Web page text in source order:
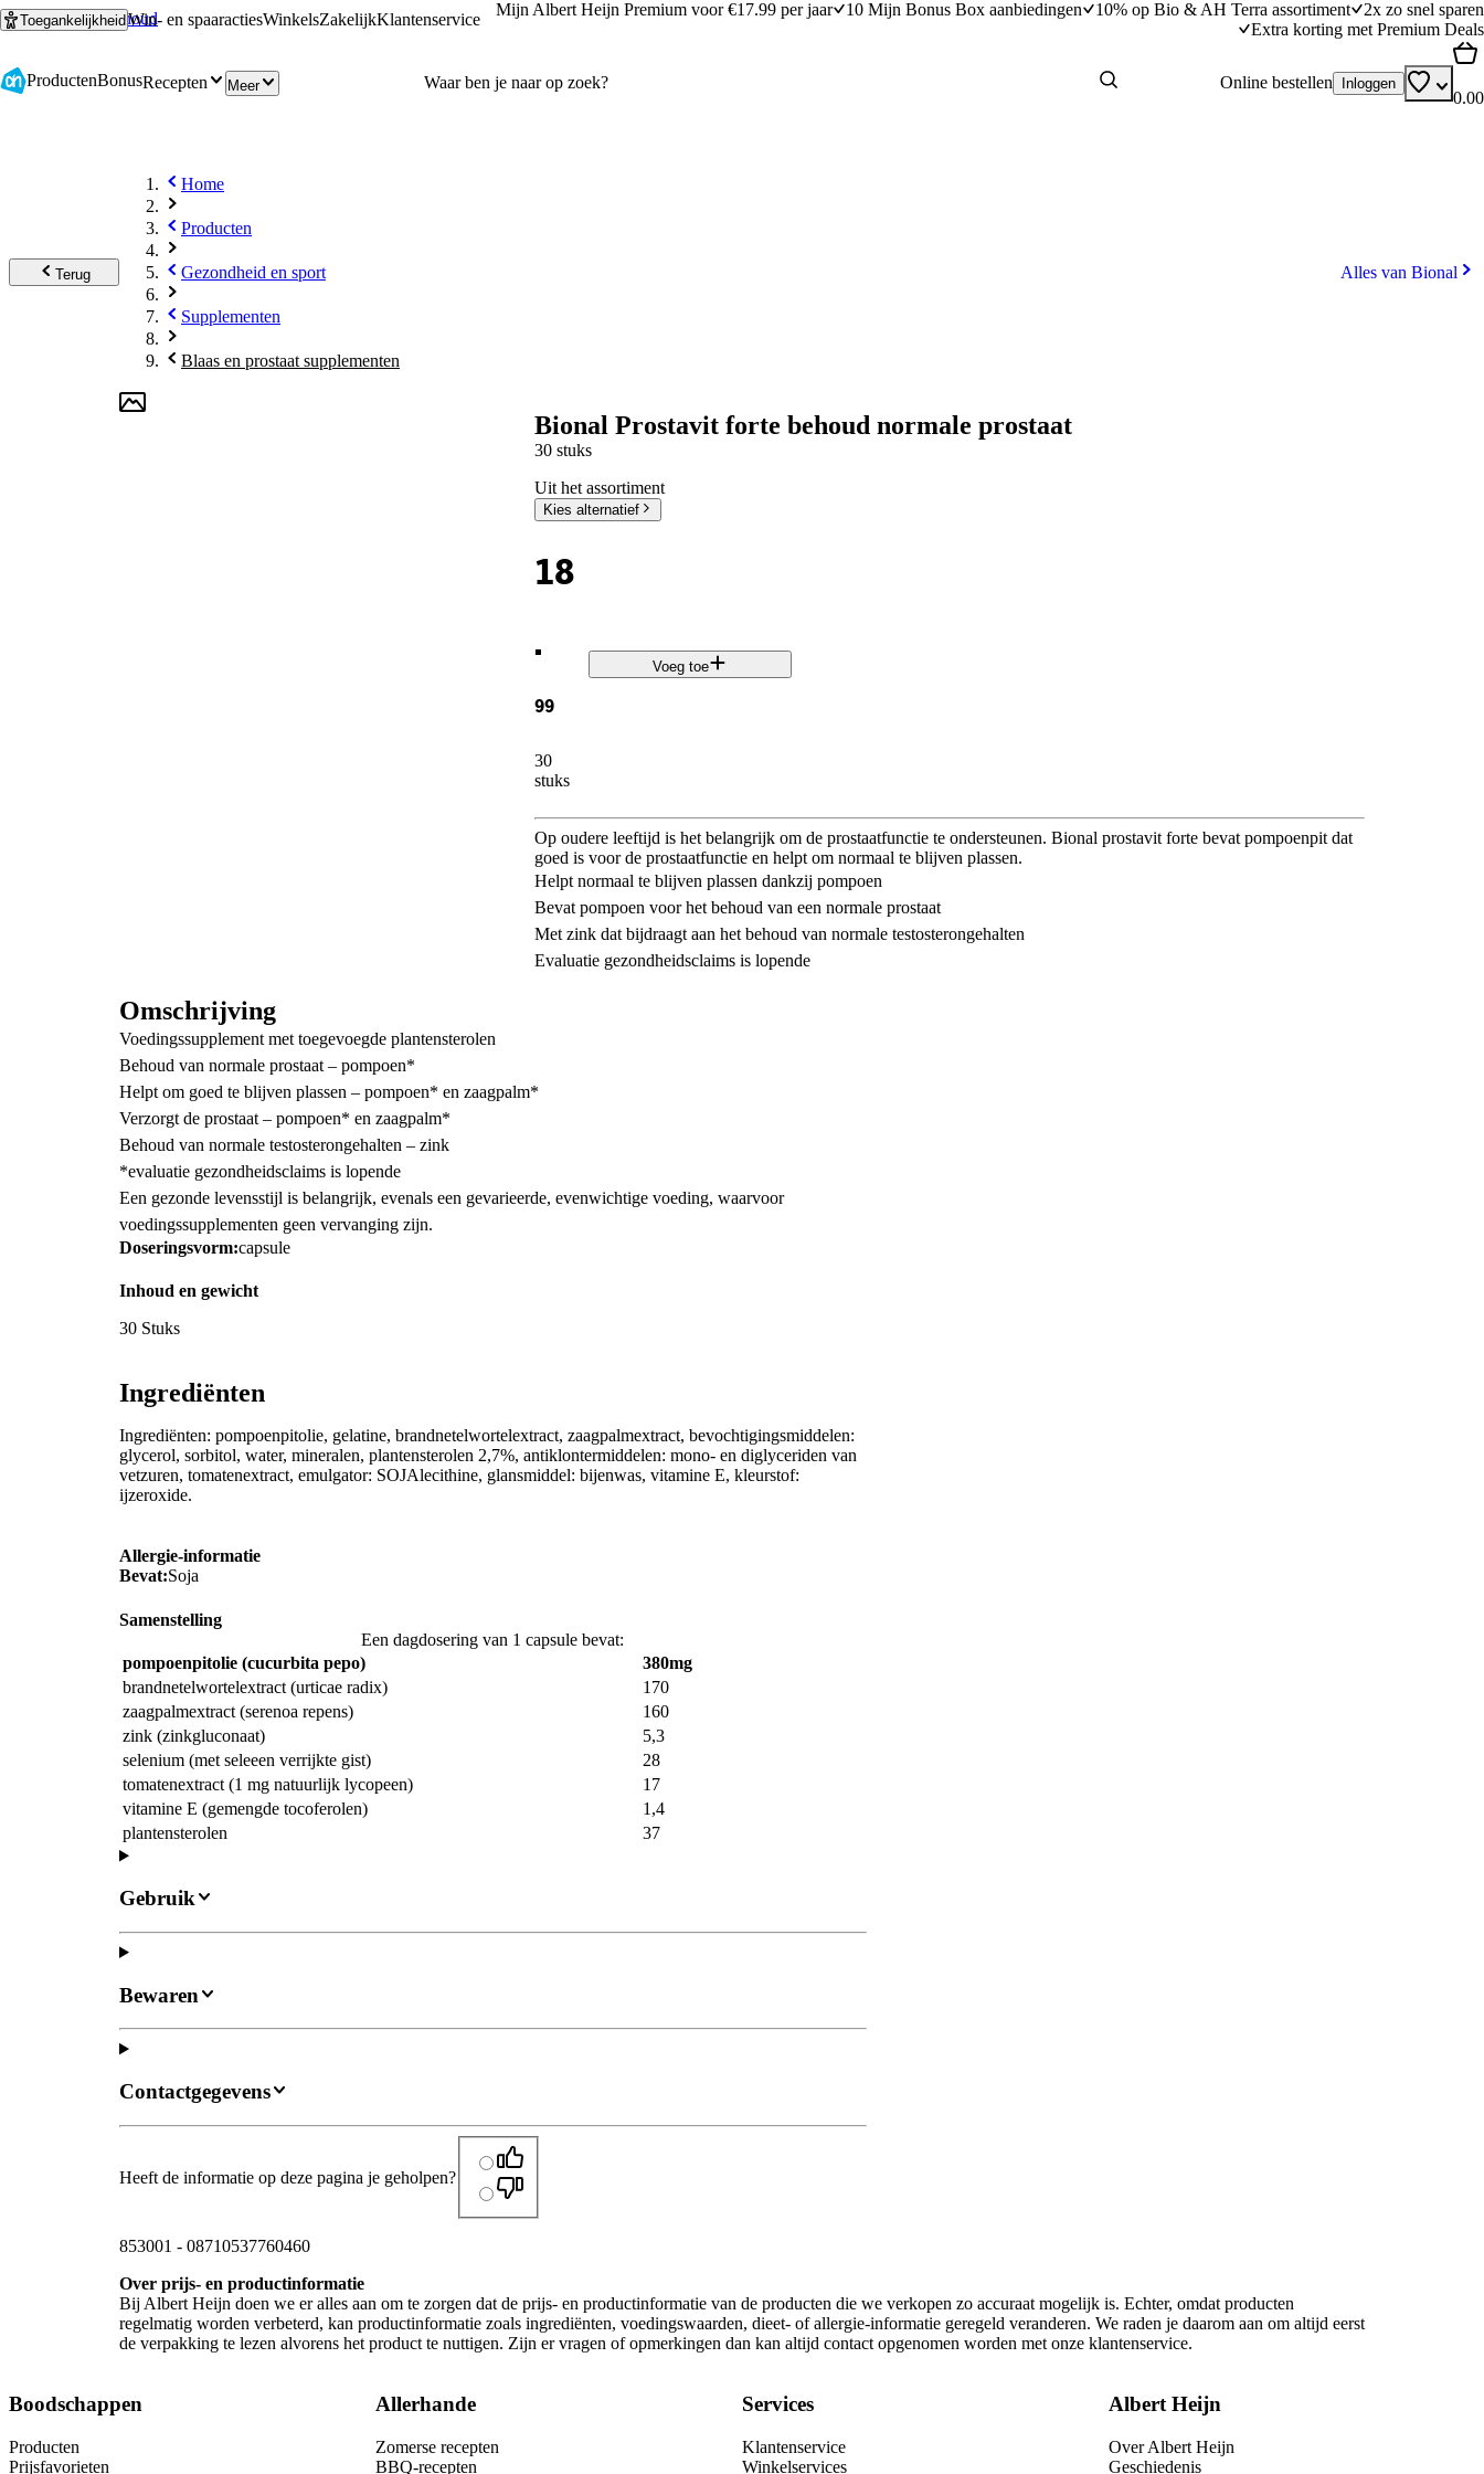
Ga naar hoofdinhoud
Ga naar zoeken
ToegankelijkheidWin- en spaaractiesWinkelsZakelijkKlantenservice
Mijn Albert Heijn Premium voor €17.99 per jaar 10 Mijn Bonus Box aanbiedingen 10% op Bio & AH Terra assortiment
2x zo snel sparen
Extra korting met Premium Deals
ProductenBonusRecepten Meer Online bestellen Inloggen
0.00
Terug
Home
Producten
Gezondheid en sport
Supplementen
Blaas en prostaat supplementen
Alles van Bional
Bional Prostavit forte behoud normale prostaat
30 stuks
Uit het assortiment
Kies alternatief
18
.
99
30
stuks
Voeg toe
Op oudere leeftijd is het belangrijk om de prostaatfunctie te ondersteunen. Bional prostavit forte bevat pompoenpit dat
goed is voor de prostaatfunctie en helpt om normaal te blijven plassen.
Helpt normaal te blijven plassen dankzij pompoen
Bevat pompoen voor het behoud van een normale prostaat
Met zink dat bijdraagt aan het behoud van normale testosterongehalten
Evaluatie gezondheidsclaims is lopende
Omschrijving
Voedingssupplement met toegevoegde plantensterolen
Behoud van normale prostaat – pompoen*
Helpt om goed te blijven plassen – pompoen* en zaagpalm*
Verzorgt de prostaat – pompoen* en zaagpalm*
Behoud van normale testosterongehalten – zink
*evaluatie gezondheidsclaims is lopende
Een gezonde levensstijl is belangrijk, evenals een gevarieerde, evenwichtige voeding, waarvoor
voedingssupplementen geen vervanging zijn.
Doseringsvorm:capsule
Inhoud en gewicht
30 Stuks
Ingrediënten
Ingrediënten: pompoenpitolie, gelatine, brandnetelwortelextract, zaagpalmextract, bevochtigingsmiddelen:
glycerol, sorbitol, water, mineralen, plantensterolen 2,7%, antiklontermiddelen: mono- en diglyceriden van
vetzuren, tomatenextract, emulgator: SOJAlecithine, glansmiddel: bijenwas, vitamine E, kleurstof:
ijzeroxide.
Allergie-informatie
Bevat:Soja
Samenstelling
Een dagdosering van 1 capsule bevat:
pompoenpitolie (cucurbita pepo)
380mg
brandnetelwortelextract (urticae radix)
170
zaagpalmextract (serenoa repens)
160
zink (zinkgluconaat)
5,3
selenium (met seleeen verrijkte gist)
28
tomatenextract (1 mg natuurlijk lycopeen)
17
vitamine E (gemengde tocoferolen)
1,4
plantensterolen
37
Gebruik
Bewaren
Contactgegevens
Heeft de informatie op deze pagina je geholpen?
853001 - 08710537760460
Over prijs- en productinformatie
Bij Albert Heijn doen we er alles aan om te zorgen dat de prijs- en productinformatie van de producten die we verkopen zo accuraat mogelijk is. Echter, omdat producten
regelmatig worden verbeterd, kan productinformatie zoals ingrediënten, voedingswaarden, dieet- of allergie-informatie geregeld veranderen. We raden je daarom aan om altijd eerst
de verpakking te lezen alvorens het product te nuttigen. Zijn er vragen of opmerkingen dan kan altijd contact opgenomen worden met onze klantenservice.
Boodschappen
Producten
Prijsfavorieten
Allerhande
Zomerse recepten
BBQ-recepten
Services
Klantenservice
Winkelservices
Albert Heijn
Over Albert Heijn
Geschiedenis